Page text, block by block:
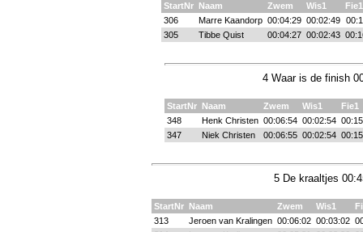
StartNr Naam Zwem Wis1
Fie1
306
Marre Kaandorp 00:04:29 00:02:49
305
Tibbe Quist 00:04:27 00:02:43
4 Waar is de finish
StartNr Naam Zwem Wis1
Fie1
348
Henk Christen 00:06:54 00:02:54
347
Niek Christen 00:06:55 00:02:54
5 De kraaltjes
StartNr Naam Zwem Wis1
313
Jeroen van Kralingen 00:06:02 00:03:02